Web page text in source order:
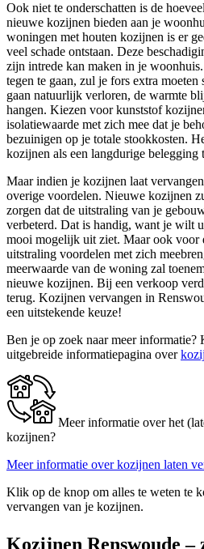
Ook niet te onderschatten is de
nieuwe kozijnen bieden aan je
woningen met houten kozijnen is er
veel schade ontstaan. Deze
zijn intrede kan maken in je
tegen te gaan, zul je fors extra moeten
gaan natuurlijk verloren, de warmte
hangen. Kiezen voor kunststof
isolatiewaarde met zich mee dat je
bezuinigen op je totale stookkosten.
kozijnen als een langdurige belegging
Maar indien je kozijnen laat
overige voordelen. Nieuwe kozijnen
zorgen dat de uitstraling van je
verbeterd. Dat is handig, want je wilt
mooi mogelijk uit ziet. Maar ook voor
uitstraling voordelen met zich
meerwaarde van de woning zal
nieuwe kozijnen. Bij een verkoop
terug. Kozijnen vervangen in
een uitstekende keuze!
Ben je op zoek naar meer informatie?
uitgebreide informatiepagina over
Meer informatie over het
kozijnen?
Meer informatie over kozijnen laten
Klik op de knop om alles te weten te
vervangen van je kozijnen.
Kozijnen Renswoude